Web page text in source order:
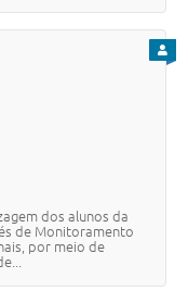
dos alunos da
de Monitoramento
por meio de